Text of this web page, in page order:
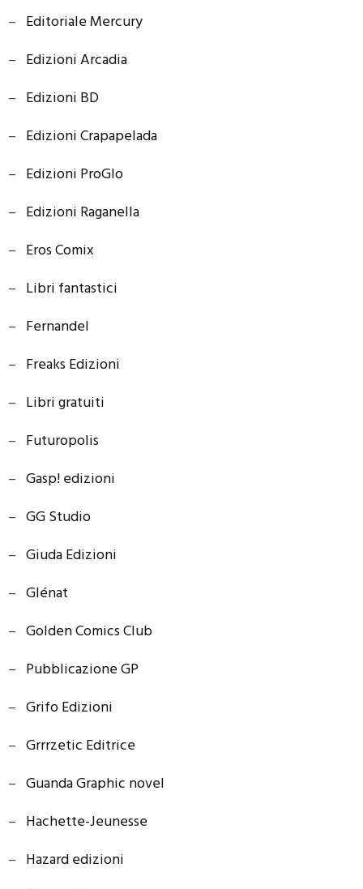
– Editoriale Mercury
– Edizioni Arcadia
– Edizioni BD
– Edizioni Crapapelada
– Edizioni ProGlo
– Edizioni Raganella
– Eros Comix
– Libri fantastici
– Fernandel
– Freaks Edizioni
– Libri gratuiti
– Futuropolis
– Gasp! edizioni
– GG Studio
– Giuda Edizioni
– Glénat
– Golden Comics Club
– Pubblicazione GP
– Grifo Edizioni
– Grrrzetic Editrice
– Guanda Graphic novel
– Hachette-Jeunesse
– Hazard edizioni